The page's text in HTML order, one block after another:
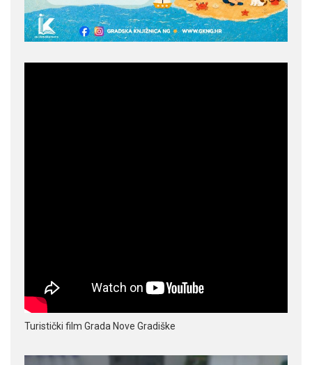
Turistički film Grada Nove Gradiške